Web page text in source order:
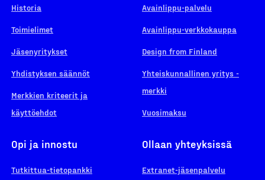
Historia
Toimielimet
Jäsenyritykset
Yhdistyksen säännöt
Merkkien kriteerit ja
käyttöehdot
Avainlippu-palvelu
Avainlippu-verkkokauppa
Design from Finland
Yhteiskunnallinen yritys -
merkki
Vuosimaksu
Opi ja innostu
Tutkittua-tietopankki
Ollaan yhteyksissä
Extranet-jäsenpalvelu